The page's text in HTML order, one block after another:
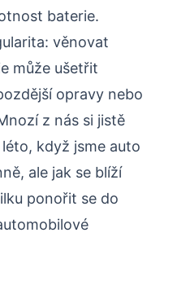
baterie.
věnovat
může ušetřit
opravy nebo
z nás si jistě
když jsme auto
ale jak se blíží
ponořit se do